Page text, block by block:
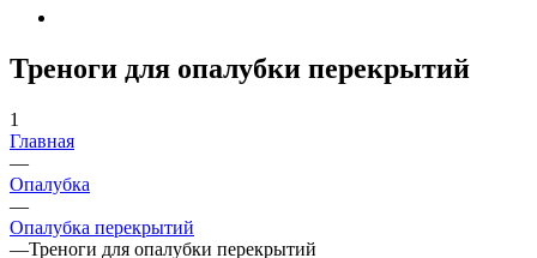
Треноги для опалубки перекрытий
1
Главная
—
Опалубка
—
Опалубка перекрытий
—Треноги для опалубки перекрытий